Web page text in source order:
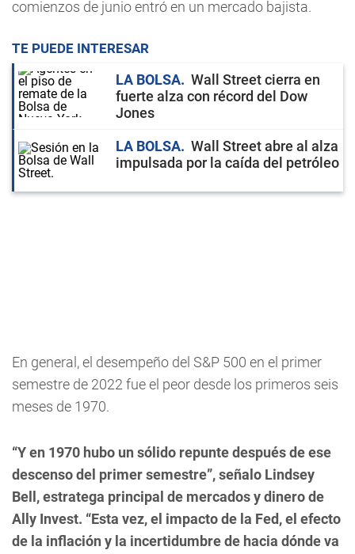
comienzos de junio entró en un mercado bajista.
TE PUEDE INTERESAR
LA BOLSA
Wall Street cierra en
fuerte alza con récord del Dow
Jones
LA BOLSA
Wall Street abre al alza
impulsada por la caída del petróleo
En general, el desempeño del S&P 500 en el primer
semestre de 2022 fue el peor desde los primeros seis
meses de 1970.
“Y en 1970 hubo un sólido repunte después de ese
descenso del primer semestre”, señalo Lindsey
Bell, estratega principal de mercados y dinero de
Ally Invest. “Esta vez, el impacto de la Fed, el efecto
de la inflación y la incertidumbre de hacia dónde va